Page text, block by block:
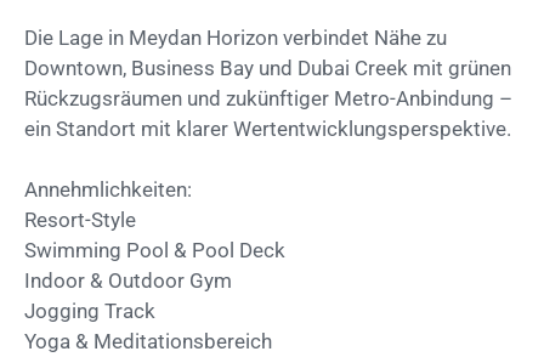
Die Lage in Meydan Horizon verbindet Nähe zu
Downtown, Business Bay und Dubai Creek mit grünen
Rückzugsräumen und zukünftiger Metro-Anbindung –
ein Standort mit klarer Wertentwicklungsperspektive.
Annehmlichkeiten:
Resort-Style
Swimming Pool & Pool Deck
Indoor & Outdoor Gym
Jogging Track
Yoga & Meditationsbereich